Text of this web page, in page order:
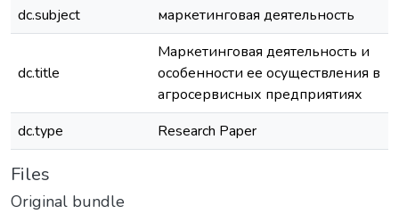
dc.subject
маркетинговая деятельность
dc.title
Маркетинговая деятельность и
особенности ее осуществления в
агросервисных предприятиях
dc.type
Research Paper
Files
Original bundle